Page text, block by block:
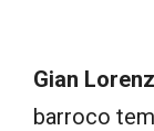
Gian
barroco